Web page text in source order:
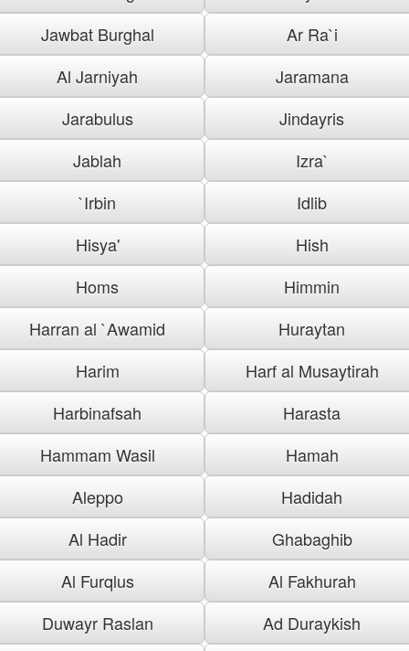
Jawbat Burghal
Ar Ra`i
Al Jarniyah
Jaramana
Jarabulus
Jindayris
Jablah
Izra`
`Irbin
Idlib
Hisya'
Hish
Homs
Himmin
Harran al `Awamid
Huraytan
Harim
Harf al Musaytirah
Harbinafsah
Harasta
Hammam Wasil
Hamah
Aleppo
Hadidah
Al Hadir
Ghabaghib
Al Furqlus
Al Fakhurah
Duwayr Raslan
Ad Duraykish